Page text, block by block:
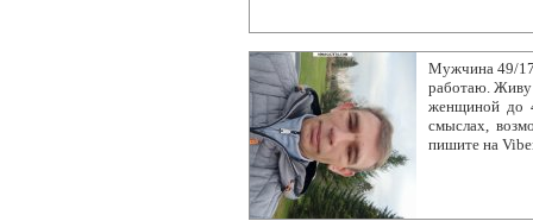
Мужчина 49/
работаю. Живу
женщиной до
смыслах,
пишите на